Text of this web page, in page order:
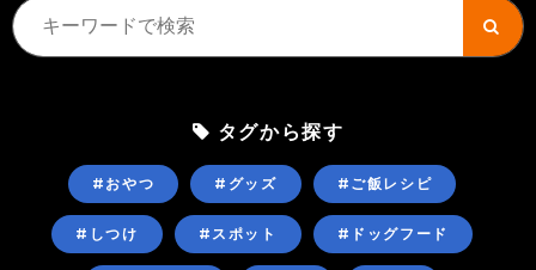
タグから探す
#おやつ #グッズ #ご飯レシピ
#しつけ #スポット #ドッグフード